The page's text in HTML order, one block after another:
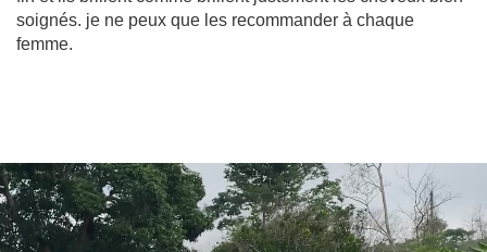
soignés. je ne peux que les recommander à chaque
femme.